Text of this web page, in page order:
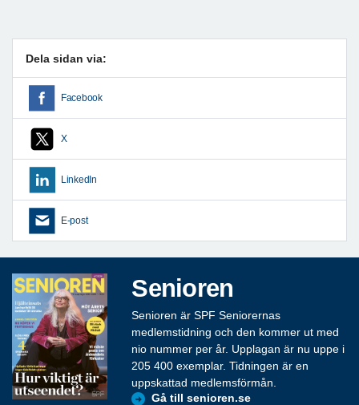
Dela sidan via:
Facebook
X
LinkedIn
E-post
Senioren
Senioren är SPF Seniorernas
medlemstidning och den kommer ut med
nio nummer per år. Upplagan är nu uppe i
205 400 exemplar. Tidningen är en
uppskattad medlemsförmån.
Gå till senioren.se